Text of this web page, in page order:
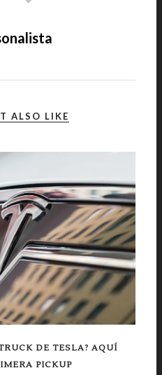
ALSO LIKE
DE TESLA? AQUÍ
PICKUP